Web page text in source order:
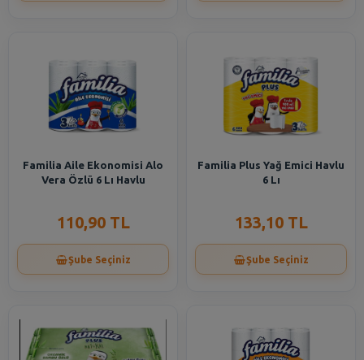
Familia Aile Ekonomisi Alo
Vera Özlü 6 Lı Havlu
110,90 TL
Şube Seçiniz
Familia Plus Yağ Emici Havlu
6 Lı
133,10 TL
Şube Seçiniz